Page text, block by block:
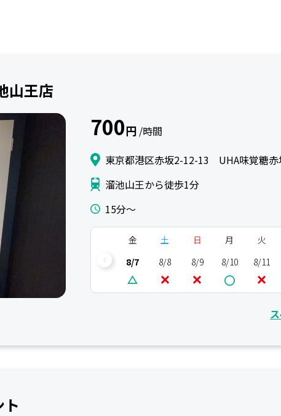
山王店
700円 /時間
東京都港区赤坂2-12-13 UHA味覚糖赤
溜池山王から徒歩1分
15分〜
金
8/7
土
8/8
日
8/9
月
8/10
火
8/11